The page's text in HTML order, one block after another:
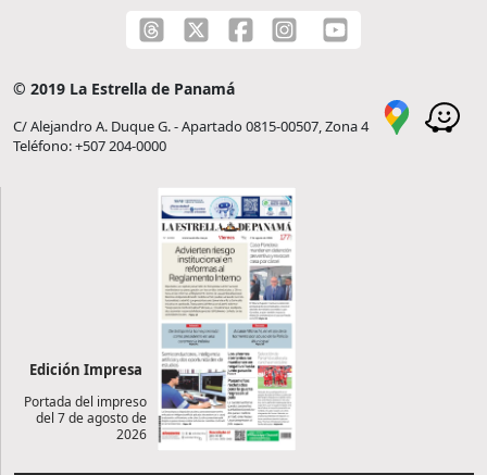
© 2019 La Estrella de Panamá
C/ Alejandro A. Duque G. - Apartado 0815-00507, Zona 4
Teléfono: +507 204-0000
Edición Impresa
Portada del impreso
del 7 de agosto de
2026